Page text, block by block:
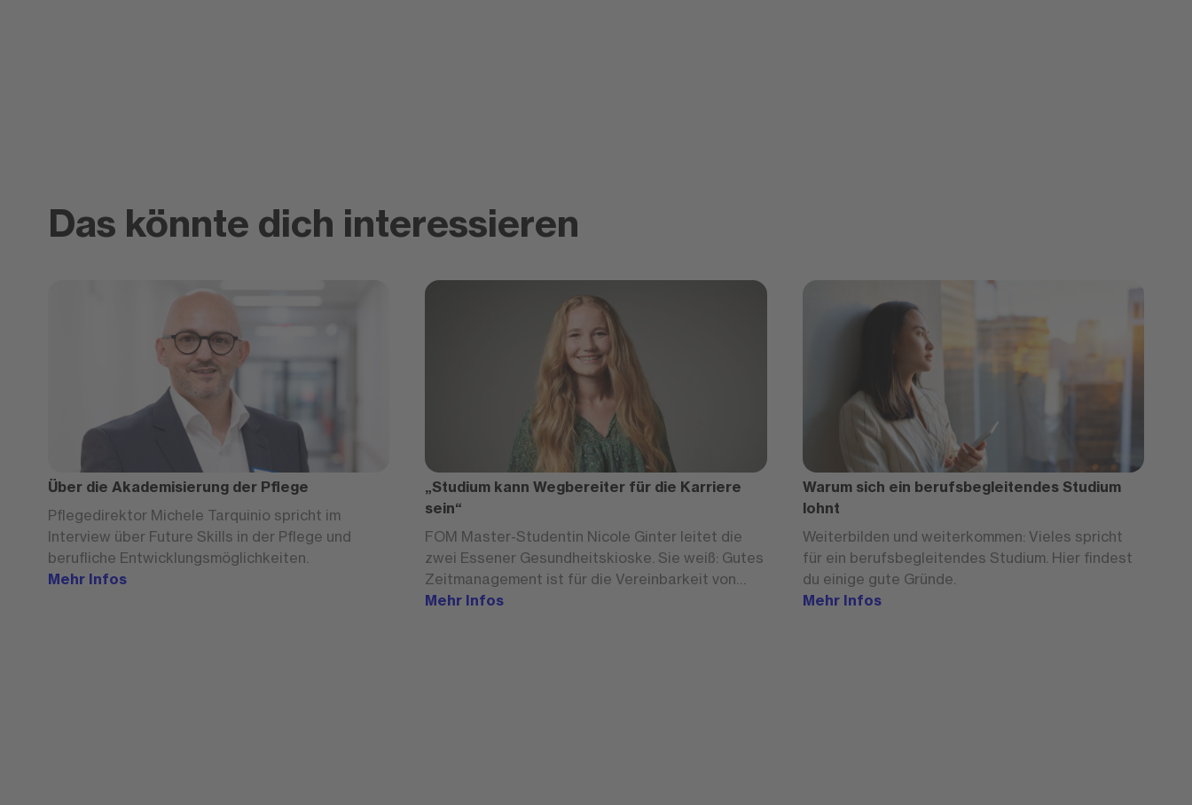
Das könnte dich interessieren
Über die Akademisierung der Pflege
Pflegedirektor Michele Tarquinio spricht im
Interview über Future Skills in der Pflege und
berufliche Entwicklungsmöglichkeiten.
Mehr Infos
„Studium kann Wegbereiter für die Karriere
sein“
FOM Master-Studentin Nicole Ginter leitet die
zwei Essener Gesundheitskioske. Sie weiß: Gutes
Zeitmanagement ist für die Vereinbarkeit von
Studium und Beruf essenziell.
Mehr Infos
Warum sich ein berufsbegleitendes Studium
lohnt
Weiterbilden und weiterkommen: Vieles spricht
für ein berufsbegleitendes Studium. Hier findest
du einige gute Gründe.
Mehr Infos